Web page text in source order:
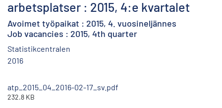
arbetsplatser : 2015, 4:e kvartalet
Avoimet työpaikat : 2015, 4. vuosineljännes
Job vacancies : 2015, 4th quarter
Statistikcentralen
2016
atp_2015_04_2016-02-17_sv.pdf
232.8 KB